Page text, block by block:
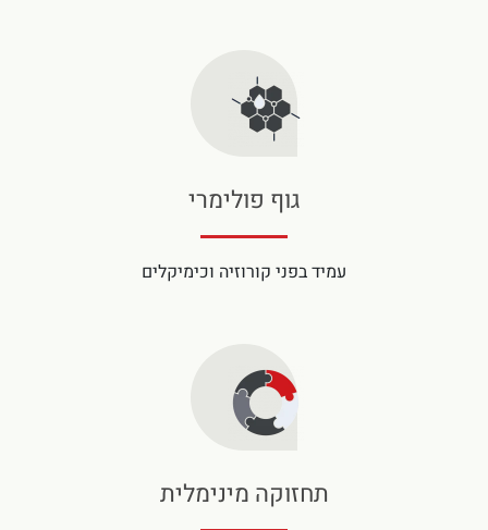
גוף פולימרי
עמיד בפני קורוזיה וכימיקלים
תחזוקה מינימלית